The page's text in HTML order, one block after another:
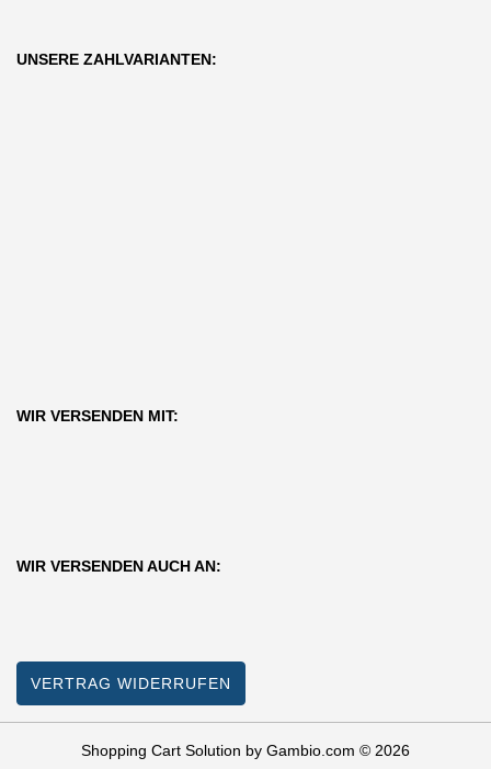
UNSERE ZAHLVARIANTEN:
WIR VERSENDEN MIT:
WIR VERSENDEN AUCH AN:
VERTRAG WIDERRUFEN
Shopping Cart Solution by Gambio.com © 2026